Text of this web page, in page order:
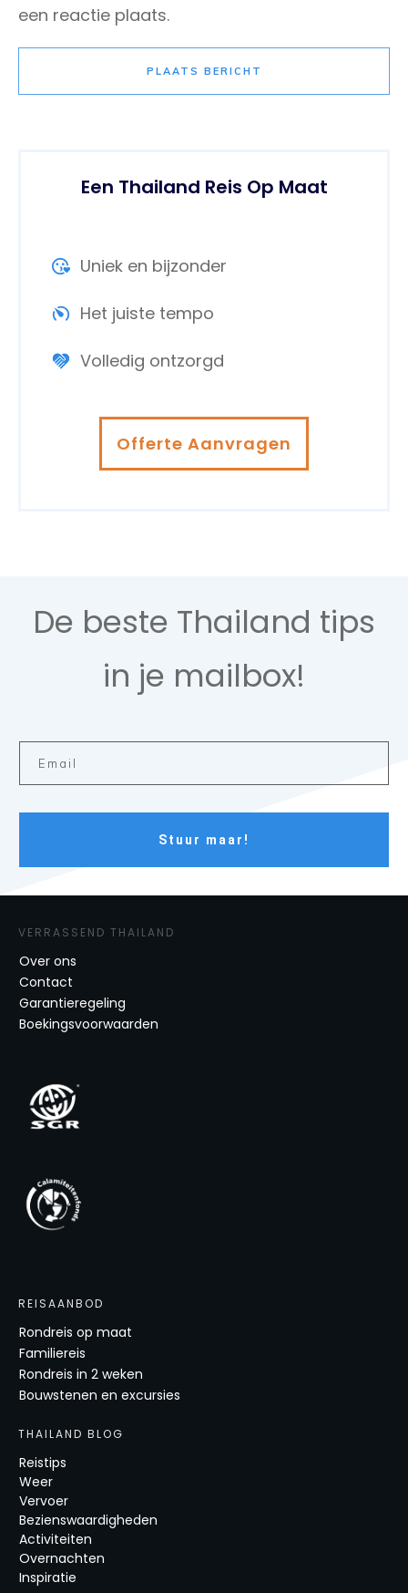
een reactie plaats.
PLAATS BERICHT
Een Thailand Reis Op Maat
Uniek en bijzonder
Het juiste tempo
Volledig ontzorgd
Offerte Aanvragen
De beste Thailand tips
in je mailbox!
Stuur maar!
VERRASSEND THAILAND
Over ons
Contact
Garantieregeling
Boekingsvoorwaarden
REISAANBOD
Rondreis op maat
Familiereis
Rondreis in 2 weken
Bouwstenen en excursies
THAILAND BLOG
Reistips
Weer
Vervoer
Bezienswaardigheden
Activiteiten
Overnachten
Inspiratie